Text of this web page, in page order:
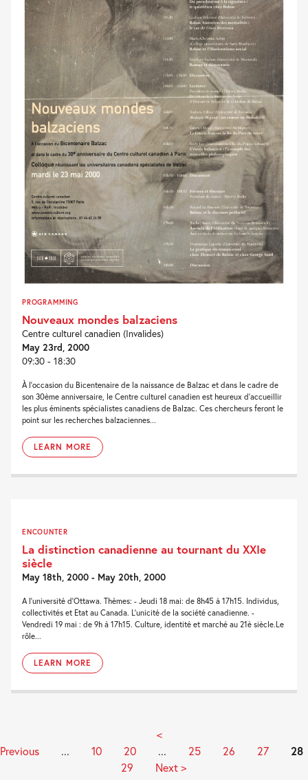
PROGRAMMING
Nouveaux mondes balzaciens
Centre culturel canadien (Invalides)
May 23rd, 2000
09:30 - 18:30
À l'occasion du Bicentenaire de la naissance de Balzac et dans le cadre de
son 30ème anniversaire, le Centre culturel canadien est heureux d'accueillir
les plus éminents spécialistes canadiens de Balzac. Ces chercheurs feront le
point sur les recherches balzaciennes...
LEARN MORE
ENCOUNTER
La distinction canadienne au tournant du XXIe
siècle
May 18th, 2000 - May 20th, 2000
A l'université d'Ottawa. Thèmes: - Jeudi 18 mai: de 8h45 à 17h15. Individus,
collectivités et Etat au Canada. L'unicité de la société canadienne. -
Vendredi 19 mai : de 9h à 17h15. Culture, identité et marché au 21è siècle.Le
rôle...
LEARN MORE
<
Previous
... 10 20 ... 25 26 27
28
29
Next >